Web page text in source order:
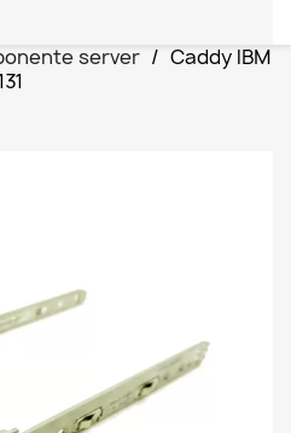
server
Caddy IBM